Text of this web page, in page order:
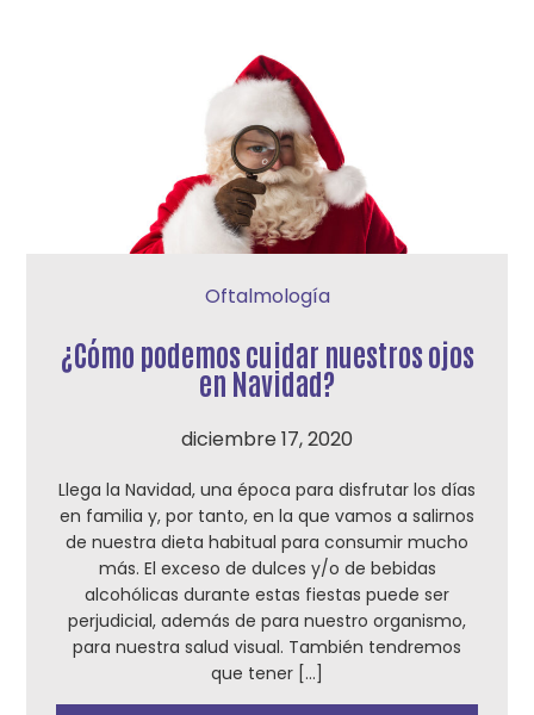
Oftalmología
¿Cómo podemos cuidar nuestros ojos
en Navidad?
diciembre 17, 2020
Llega la Navidad, una época para disfrutar los días
en familia y, por tanto, en la que vamos a salirnos
de nuestra dieta habitual para consumir mucho
más. El exceso de dulces y/o de bebidas
alcohólicas durante estas fiestas puede ser
perjudicial, además de para nuestro organismo,
para nuestra salud visual. También tendremos
que tener […]